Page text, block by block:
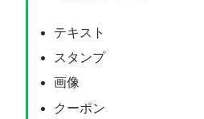
テキスト
スタンプ
画像
クーポン